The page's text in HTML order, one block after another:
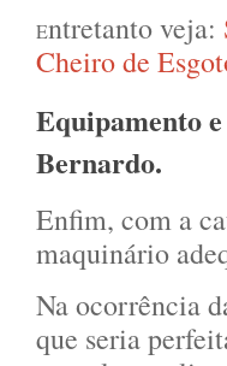
Entretanto veja:
Cheiro de
Equipamento
Bernardo.
Enfim, com a
maquinário
Na ocorrência
que seria